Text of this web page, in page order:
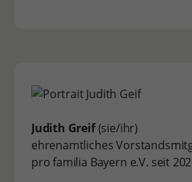
Judith Greif(sie/ihr)
ehrenamtliches
pro familia Bayern e.V. seit